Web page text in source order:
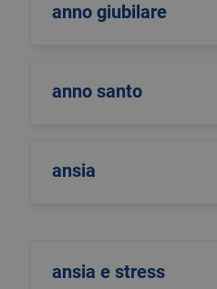
anno giubilare
anno santo
ansia
ansia e stress